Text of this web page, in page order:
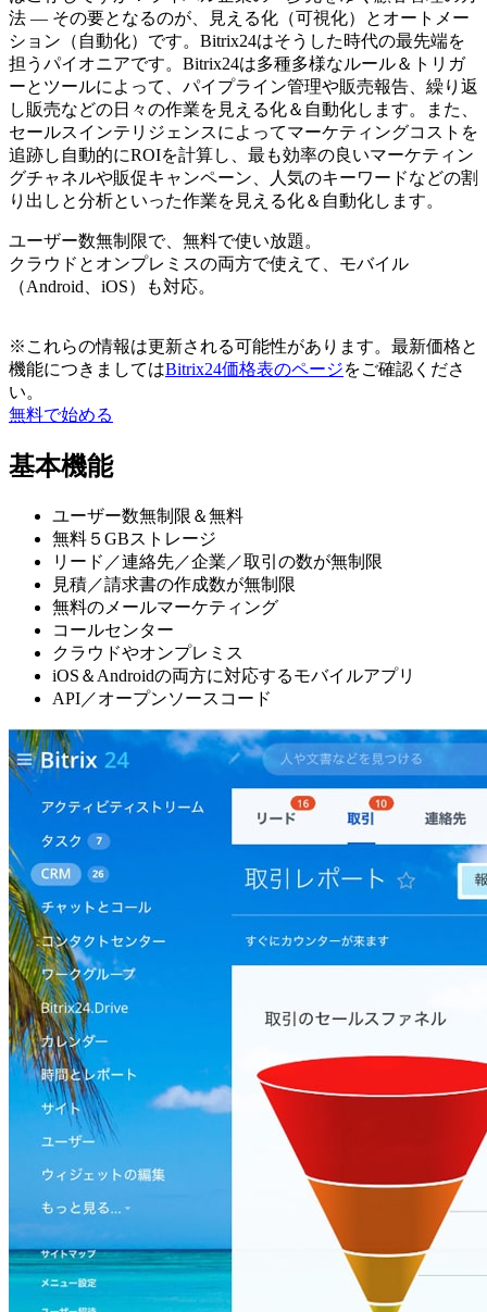
法 ― その要となるのが、見える化（可視化）とオートメー
ション（自動化）です。Bitrix24はそうした時代の最先端を
担うパイオニアです。Bitrix24は多種多様なルール＆トリガ
ーとツールによって、パイプライン管理や販売報告、繰り返
し販売などの日々の作業を見える化＆自動化します。また、
セールスインテリジェンスによってマーケティングコストを
追跡し自動的にROIを計算し、最も効率の良いマーケティン
グチャネルや販促キャンペーン、人気のキーワードなどの割
り出しと分析といった作業を見える化＆自動化します。
ユーザー数無制限で、無料で使い放題。
クラウドとオンプレミスの両方で使えて、モバイル
（Android、iOS）も対応。
※これらの情報は更新される可能性があります。最新価格と
機能につきましてはBitrix24価格表のページをご確認くださ
い。
無料で始める
基本機能
ユーザー数無制限＆無料
無料５GBストレージ
リード／連絡先／企業／取引の数が無制限
見積／請求書の作成数が無制限
無料のメールマーケティング
コールセンター
クラウドやオンプレミス
iOS＆Androidの両方に対応するモバイルアプリ
API／オープンソースコード